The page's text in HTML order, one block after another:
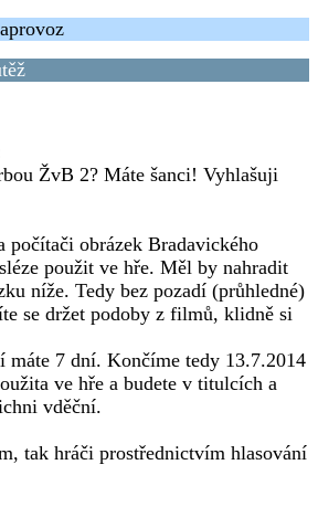
ŽvB 2? Máte šanci! Vyhlašuji
počítači obrázek Bradavického
použit ve hře. Měl by nahradit
níže. Tedy bez pozadí (průhledné)
se držet podoby z filmů, klidně si
máte 7 dní. Končíme tedy 13.7.2014
ve hře a budete v titulcích a
vděční.
tak hráči prostřednictvím hlasování